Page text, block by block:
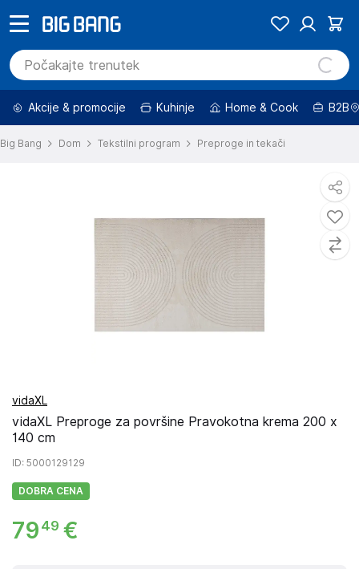
Akcije & promocije Kuhinje Home & Cook B2B
Big Bang Dom Tekstilni program Preproge in tekači
vidaXL
vidaXL Preproge za površine Pravokotna krema 200 x
140 cm
ID: 5000129129
DOBRA CENA
79 49 €